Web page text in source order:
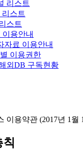
리스트
스트
스트
용안내
자료 이용안내
이용권한
외DB 구독현황
이용약관 (2017년 1월
칙